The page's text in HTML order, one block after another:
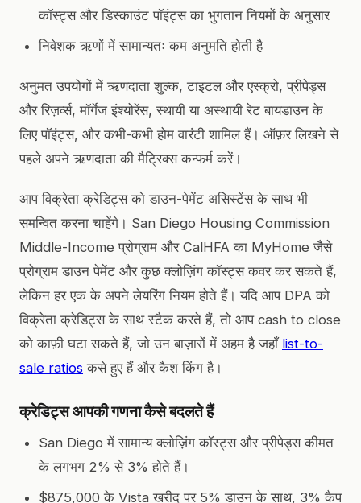
कॉस्ट्स और डिस्काउंट पॉइंट्स का भुगतान नियमों के अनुसार
निवेशक ऋणों में सामान्यतः कम अनुमति होती है
अनुमत उपयोगों में ऋणदाता शुल्क, टाइटल और एस्क्रो, प्रीपेड्स
और रिज़र्व्स, मॉर्गेज इंश्योरेंस, स्थायी या अस्थायी रेट बायडाउन के
लिए पॉइंट्स, और कभी-कभी होम वारंटी शामिल हैं। ऑफ़र लिखने से
पहले अपने ऋणदाता की मैट्रिक्स कन्फर्म करें।
आप विक्रेता क्रेडिट्स को डाउन-पेमेंट असिस्टेंस के साथ भी
समन्वित करना चाहेंगे। San Diego Housing Commission
Middle-Income प्रोग्राम और CalHFA का MyHome जैसे
प्रोग्राम डाउन पेमेंट और कुछ क्लोज़िंग कॉस्ट्स कवर कर सकते हैं,
लेकिन हर एक के अपने लेयरिंग नियम होते हैं। यदि आप DPA को
विक्रेता क्रेडिट्स के साथ स्टैक करते हैं, तो आप cash to close
को काफ़ी घटा सकते हैं, जो उन बाज़ारों में अहम है जहाँ list-to-
sale ratios कसे हुए हैं और कैश किंग है।
क्रेडिट्स आपकी गणना कैसे बदलते हैं
San Diego में सामान्य क्लोज़िंग कॉस्ट्स और प्रीपेड्स कीमत
के लगभग 2% से 3% होते हैं।
$875,000 के Vista खरीद पर 5% डाउन के साथ, 3% कैप